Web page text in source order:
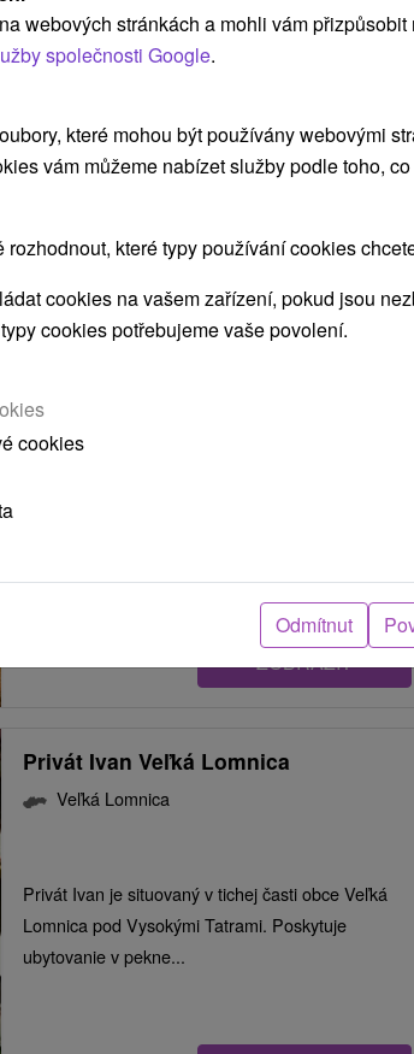
nachádza Prázdninový dom Motýľov. Hosťom
ponúka...
ZOBRAZIT
ZOBRAZIT
Privát Ivan Veľká Lomnica
Veľká Lomnica
Privát Ivan je situovaný v tichej časti obce Veľká
Lomnica pod Vysokými Tatrami. Poskytuje
ubytovanie v pekne...
webových stránkách a mohli vám
společnosti Google.
které mohou být používány webovými
vám můžeme nabízet služby podle toho,
které typy používání cookies
cookies na vašem zařízení, pokud jsou
cookies potřebujeme vaše povolení.
cookies
Odmítnut